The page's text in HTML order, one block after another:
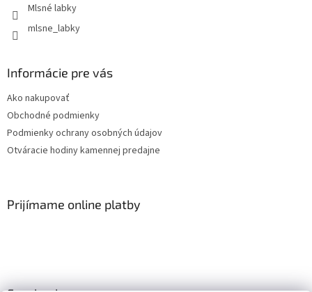
Mlsné labky
mlsne_labky
Informácie pre vás
Ako nakupovať
Obchodné podmienky
Podmienky ochrany osobných údajov
Otváracie hodiny kamennej predajne
Prijímame online platby